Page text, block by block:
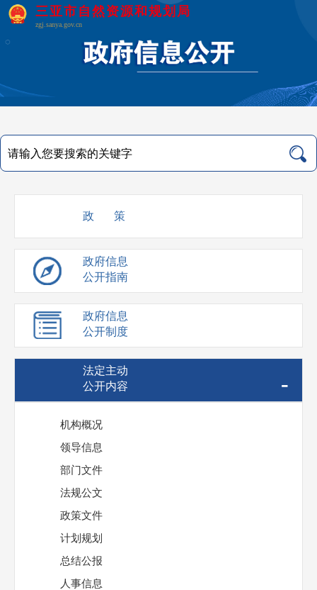
三亚市自然资源和规划局
zgj.sanya.gov.cn
政 策
政府信息
公开指南
政府信息
公开制度
法定主动
公开内容
-
机构概况
领导信息
部门文件
法规公文
政策文件
计划规划
总结公报
人事信息